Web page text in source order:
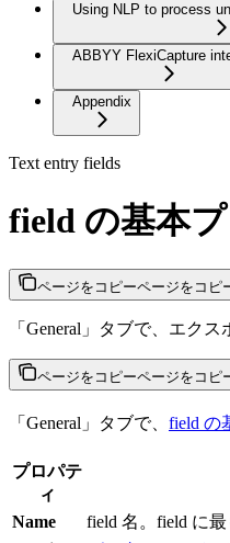
Using NLP to process
ABBYY FlexiCapture
Appendix
Text entry fields
field の基本
ページをコピーページをコピ
「General」タブで、エク
ページをコピーページをコピ
「General」タブで、 field の
プロパテ
ィ
Name field 名。field に